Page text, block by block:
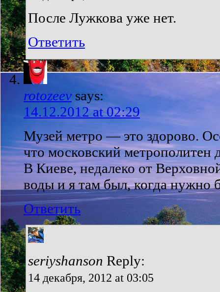
После Лужкова уже нет.
Ответить
rotozeev says:
14.12.2012 at 02:29
Музей метро — это здорово.
что московский метрополитен
В Киеве, недалеко от
воды и я там был, когда нужно
Ответить
seriyshanson Reply:
14 декабря, 2012 at 03:05